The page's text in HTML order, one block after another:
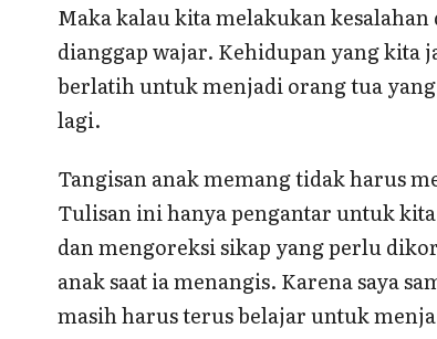
Maka kalau kita melakukan
dianggap wajar. Kehidupan yang kita
berlatih untuk menjadi orang tua
lagi.
Tangisan anak memang tidak harus
Tulisan ini hanya pengantar untuk
dan mengoreksi sikap yang perlu
anak saat ia menangis. Karena saya
masih harus terus belajar untuk